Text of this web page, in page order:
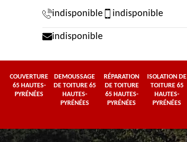
indisponible indisponible
indisponible
COUVERTURE
65 HAUTES-
PYRÉNÉES
DEMOUSSAGE
DE TOITURE 65
HAUTES-
PYRÉNÉES
RÉPARATION
DE TOITURE
65 HAUTES-
PYRÉNÉES
ISOLATION DE
TOITURE 65
HAUTES-
PYRÉNÉES